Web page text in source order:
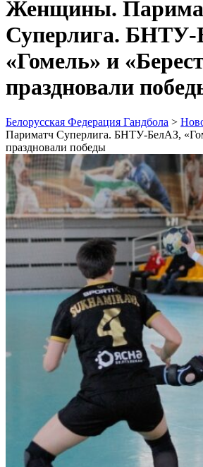
Женщины.
Суперлига. БНТУ-
«Гомель» и
праздновали
Белорусская Федерация Гандбола >
Париматч Суперлига. БНТУ-БелАЗ,
праздновали победы